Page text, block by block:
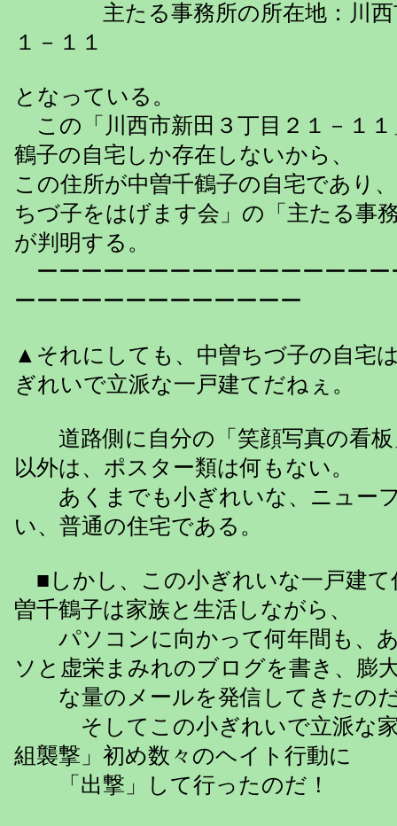
主たる事務所の所在地：川西
１－１１
となっている。
この「川西市新田３丁目２１－１
鶴子の自宅しか存在しないから、
この住所が中曽千鶴子の自宅であり
ちづ子をはげます会」の「主たる事
が判明する。
ーーーーーーーーーーーーーーーー
ーーーーーーーーーーーーー
▲それにしても、中曽ちづ子の自宅
ぎれいで立派な一戸建てだねぇ。
道路側に自分の「笑顔写真の看板
以外は、ポスター類は何もない。
あくまでも小ぎれいな、ニュー
い、普通の住宅である。
■しかし、この小ぎれいな一戸建て
曽千鶴子は家族と生活しながら、
パソコンに向かって何年間も、
ソと虚栄まみれのブログを書き、膨
な量のメールを発信してきたの
そしてこの小ぎれいで立派な家
組襲撃」初め数々のヘイト行動に
「出撃」して行ったのだ！